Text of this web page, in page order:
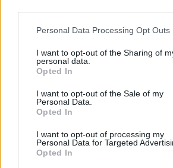
Personal Data Processing Opt Outs
I want to opt-out of the Sharing of
personal data.
Opted In
I want to opt-out of the Sale of my
Personal Data.
Opted In
I want to opt-out of processing my
Personal Data for Targeted
Opted In
Αύγουστος:
Αυγούστου
Οκτώβριος:
Επέτειος του «Όχι»: Τρίτη 28
Δεκέμβριος: